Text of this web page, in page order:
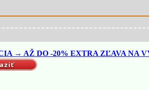
→ AŽ DO -20% EXTRA ZĽAVA NA